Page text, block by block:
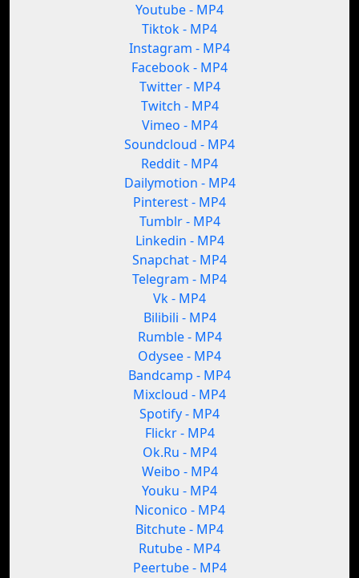
Youtube - MP4
Tiktok - MP4
Instagram - MP4
Facebook - MP4
Twitter - MP4
Twitch - MP4
Vimeo - MP4
Soundcloud - MP4
Reddit - MP4
Dailymotion - MP4
Pinterest - MP4
Tumblr - MP4
Linkedin - MP4
Snapchat - MP4
Telegram - MP4
Vk - MP4
Bilibili - MP4
Rumble - MP4
Odysee - MP4
Bandcamp - MP4
Mixcloud - MP4
Spotify - MP4
Flickr - MP4
Ok.Ru - MP4
Weibo - MP4
Youku - MP4
Niconico - MP4
Bitchute - MP4
Rutube - MP4
Peertube - MP4